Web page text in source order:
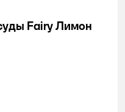
Fairy Лимон